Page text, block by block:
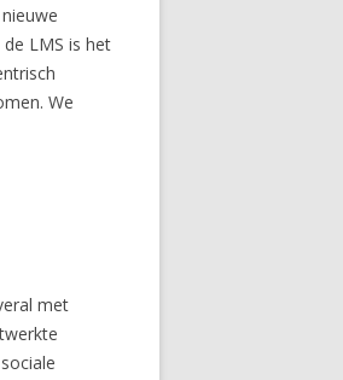
LMS is het
We
met